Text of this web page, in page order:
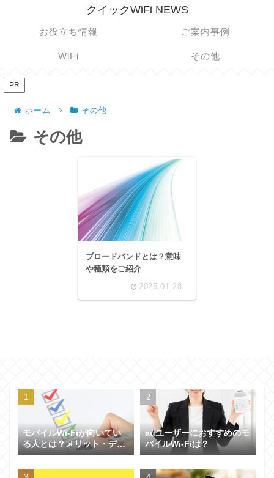
クイックWiFi NEWS
お役立ち情報 ご案内事例
WiFi その他
PR
ホーム その他
その他
ブロードバンドとは？意味
や種類をご紹介
2025.01.28
モバイルWi-Fiが向いてい
る人とは？メリット・デメ
リットを解説！
auユーザーにおすすめのモ
バイルWi-Fiは？